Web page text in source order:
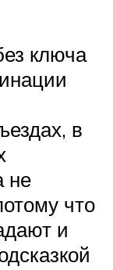
ключа
в
не
что
и